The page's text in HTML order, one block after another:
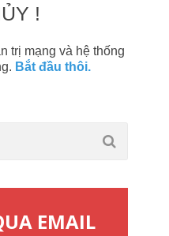
!
trị mạng và hệ thống
Bắt đầu thôi.
EMAIL